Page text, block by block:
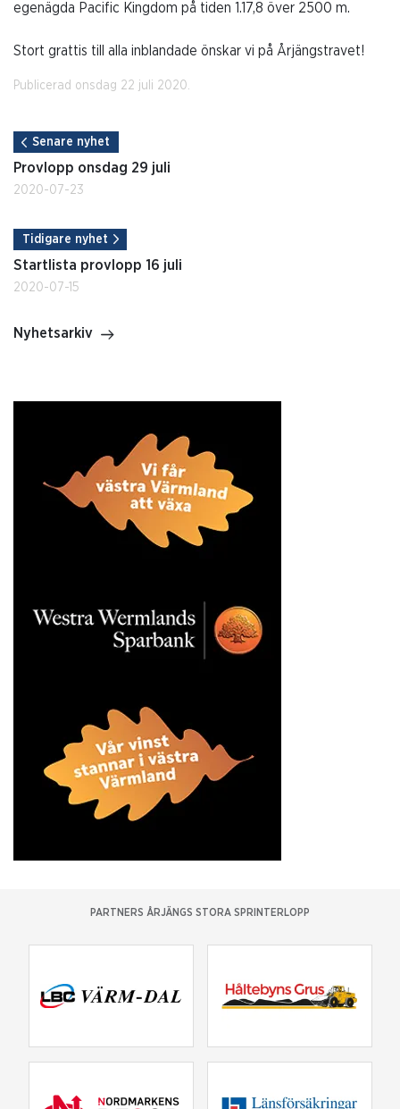
egenägda Pacific Kingdom på tiden 1.17,8 över 2500 m.
Stort grattis till alla inblandade önskar vi på Årjängstravet!
Publicerad onsdag 22 juli 2020.
Senare nyhet
Provlopp onsdag 29 juli
2020-07-23
Tidigare nyhet
Startlista provlopp 16 juli
2020-07-15
Nyhetsarkiv
PARTNERS ÅRJÄNGS STORA SPRINTERLOPP